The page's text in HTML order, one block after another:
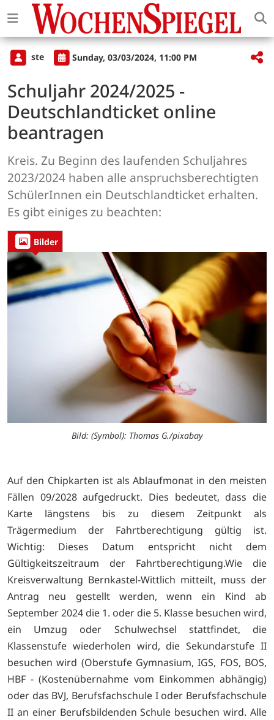
ste Sunday, 03/03/2024, 11:00 PM
Schuljahr 2024/2025 -
Deutschlandticket online
beantragen
Kreis. Zu Beginn des laufenden Schuljahres
2023/2024 haben alle anspruchsberechtigten
SchülerInnen ein Deutschlandticket erhalten.
Es gibt einiges zu beachten:
Bilder
Bild: (Symbol): Thomas G./pixabay
Auf den Chipkarten ist als Ablaufmonat in den meisten
Fällen 09/2028 aufgedruckt. Dies bedeutet, dass die
Karte längstens bis zu diesem Zeitpunkt als
Trägermedium der Fahrtberechtigung gültig ist.
Wichtig: Dieses Datum entspricht nicht dem
Gültigkeitszeitraum der Fahrtberechtigung.Wie die
Kreisverwaltung Bernkastel-Wittlich mitteilt, muss der
Antrag neu gestellt werden, wenn ein Kind ab
September 2024 die 1. oder die 5. Klasse besuchen wird,
ein Umzug oder Schulwechsel stattfindet, die
Klassenstufe wiederholen wird, die Sekundarstufe II
besuchen wird (Oberstufe Gymnasium, IGS, FOS, BOS,
HBF - (Kostenübernahme vom Einkommen abhängig)
oder das BVJ, Berufsfachschule I oder Berufsfachschule
II an einer Berufsbildenden Schule besuchen wird. Alle